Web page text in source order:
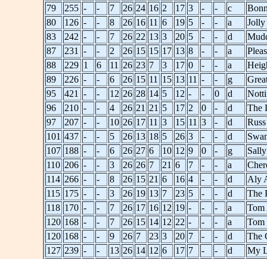
79
255 - - 7 26 24 16 2 17 3 - - c
80
126 - - 8 26 16 11 6 19 5 - - a
Jolly
83
242 - - 7 26 22 13 3 20 5 - - d
87
231 - - 2 26 15 15 17 13 8 - - a
88
229 1 6 11 26 23 7 3 17 0 - - a
89
226 - - 6 26 15 11 15 13 11 - - g
95
421 - - 12 26 28 14 5 12 - - 0 d
96
210 - - 4 26 21 21 5 17 2 0 - d
The
97
207 - - 10 26 17 11 3 15 11 3 - d
101 437 - - 5 26 13 18 5 26 3 - - d
107 188 - - 6 26 27 6 10 12 9 0 - g
110 206 - - 3 26 26 7 21 6 7 - - a
114 266 - - 8 26 15 21 6 16 4 - - d
Aly
115 175 - - 3 26 19 13 7 23 5 - - d
The
118 170 - - 7 26 17 16 12 19 - - - a
Tom
120 168 - - 7 26 15 14 12 22 - - - a
Tom
120 168 - - 9 26 7 23 3 20 7 - - d
The
127 239 - - 13 26 14 12 6 17 7 - - d
My